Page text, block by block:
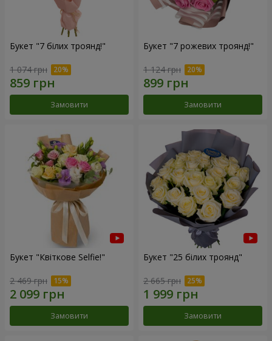
Букет "7 білих троянд!"
1 074 грн
Замовити
Букет "7 рожевих троянд!"
1 124 грн
Замовити
Букет "Квіткове Selfie!"
2 469 грн
Замовити
Букет "25 білих троянд"
2 665 грн
Замовити